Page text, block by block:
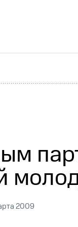
информации
2009